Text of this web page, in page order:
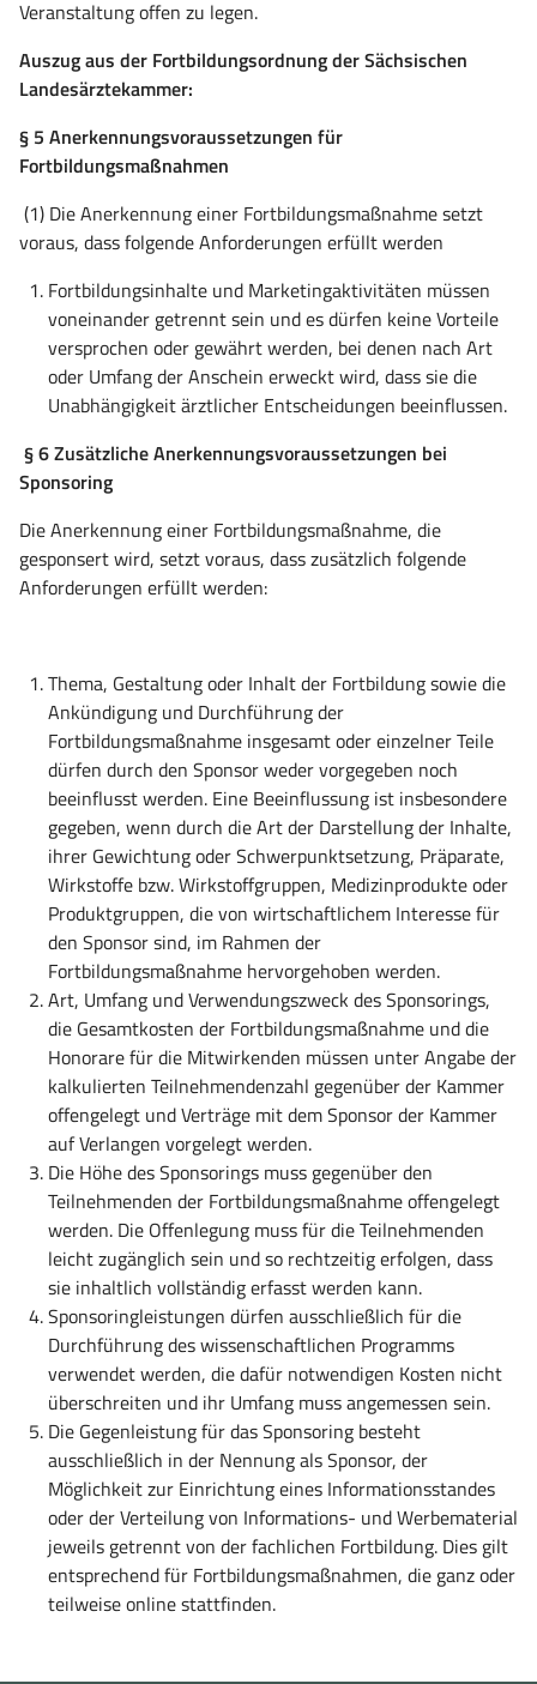
Veranstaltung offen zu legen.
Auszug aus der Fortbildungsordnung der Sächsischen
Landesärztekammer:
§ 5 Anerkennungsvoraussetzungen für
Fortbildungsmaßnahmen
(1) Die Anerkennung einer Fortbildungsmaßnahme setzt
voraus, dass folgende Anforderungen erfüllt werden
Fortbildungsinhalte und Marketingaktivitäten müssen
voneinander getrennt sein und es dürfen keine Vorteile
versprochen oder gewährt werden, bei denen nach Art
oder Umfang der Anschein erweckt wird, dass sie die
Unabhängigkeit ärztlicher Entscheidungen beeinflussen.
§ 6 Zusätzliche Anerkennungsvoraussetzungen bei
Sponsoring
Die Anerkennung einer Fortbildungsmaßnahme, die
gesponsert wird, setzt voraus, dass zusätzlich folgende
Anforderungen erfüllt werden:
Thema, Gestaltung oder Inhalt der Fortbildung sowie die
Ankündigung und Durchführung der
Fortbildungsmaßnahme insgesamt oder einzelner Teile
dürfen durch den Sponsor weder vorgegeben noch
beeinflusst werden. Eine Beeinflussung ist insbesondere
gegeben, wenn durch die Art der Darstellung der Inhalte,
ihrer Gewichtung oder Schwerpunktsetzung, Präparate,
Wirkstoffe bzw. Wirkstoffgruppen, Medizinprodukte oder
Produktgruppen, die von wirtschaftlichem Interesse für
den Sponsor sind, im Rahmen der
Fortbildungsmaßnahme hervorgehoben werden.
Art, Umfang und Verwendungszweck des Sponsorings,
die Gesamtkosten der Fortbildungsmaßnahme und die
Honorare für die Mitwirkenden müssen unter Angabe der
kalkulierten Teilnehmendenzahl gegenüber der Kammer
offengelegt und Verträge mit dem Sponsor der Kammer
auf Verlangen vorgelegt werden.
Die Höhe des Sponsorings muss gegenüber den
Teilnehmenden der Fortbildungsmaßnahme offengelegt
werden. Die Offenlegung muss für die Teilnehmenden
leicht zugänglich sein und so rechtzeitig erfolgen, dass
sie inhaltlich vollständig erfasst werden kann.
Sponsoringleistungen dürfen ausschließlich für die
Durchführung des wissenschaftlichen Programms
verwendet werden, die dafür notwendigen Kosten nicht
überschreiten und ihr Umfang muss angemessen sein.
Die Gegenleistung für das Sponsoring besteht
ausschließlich in der Nennung als Sponsor, der
Möglichkeit zur Einrichtung eines Informationsstandes
oder der Verteilung von Informations- und Werbematerial
jeweils getrennt von der fachlichen Fortbildung. Dies gilt
entsprechend für Fortbildungsmaßnahmen, die ganz oder
teilweise online stattfinden.